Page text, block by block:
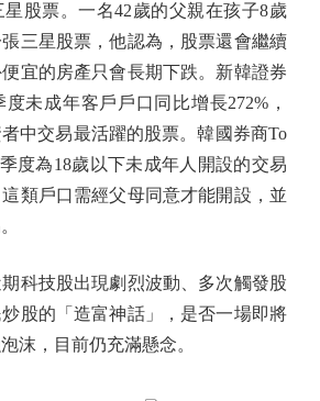
股票。一名42歲的父親在孩子8歲
三星股票，他認為，股票還會繼續
宜的房產只會長期下跌。新韓證券
未成年客戶戶口同比增長272%，
中交易最活躍的股票。韓國券商To
季度為18歲以下未成年人開設的交易
類戶口需經父母同意才能開設，並
技股出現劇烈波動、多次觸發股
股的「造富神話」，是否一場即將
沫，目前仍充滿懸念。